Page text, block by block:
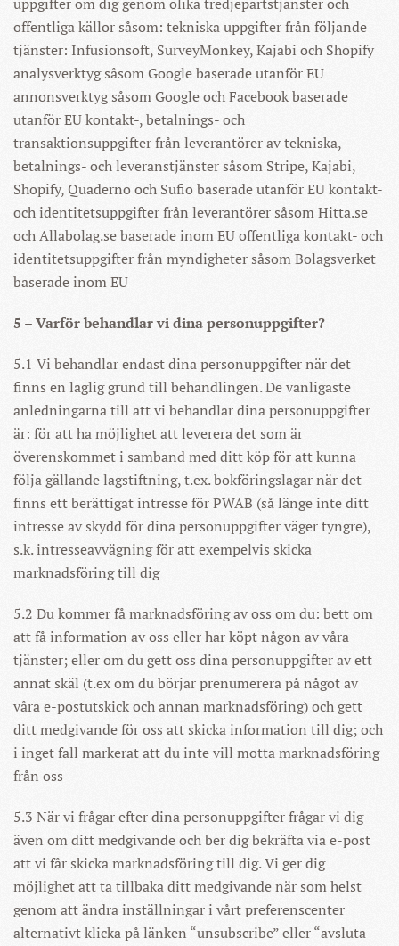
offentliga källor såsom: tekniska uppgifter från följande
tjänster: Infusionsoft, SurveyMonkey, Kajabi och Shopify
analysverktyg såsom Google baserade utanför EU
annonsverktyg såsom Google och Facebook baserade
utanför EU kontakt-, betalnings- och
transaktionsuppgifter från leverantörer av tekniska,
betalnings- och leveranstjänster såsom Stripe, Kajabi,
Shopify, Quaderno och Sufio baserade utanför EU kontakt-
och identitetsuppgifter från leverantörer såsom Hitta.se
och Allabolag.se baserade inom EU offentliga kontakt- och
identitetsuppgifter från myndigheter såsom Bolagsverket
baserade inom EU
5 – Varför behandlar vi dina personuppgifter?
5.1 Vi behandlar endast dina personuppgifter när det
finns en laglig grund till behandlingen. De vanligaste
anledningarna till att vi behandlar dina personuppgifter
är: för att ha möjlighet att leverera det som är
överenskommet i samband med ditt köp för att kunna
följa gällande lagstiftning, t.ex. bokföringslagar när det
finns ett berättigat intresse för PWAB (så länge inte ditt
intresse av skydd för dina personuppgifter väger tyngre),
s.k. intresseavvägning för att exempelvis skicka
marknadsföring till dig
5.2 Du kommer få marknadsföring av oss om du: bett om
att få information av oss eller har köpt någon av våra
tjänster; eller om du gett oss dina personuppgifter av ett
annat skäl (t.ex om du börjar prenumerera på något av
våra e-postutskick och annan marknadsföring) och gett
ditt medgivande för oss att skicka information till dig; och
i inget fall markerat att du inte vill motta marknadsföring
från oss
5.3 När vi frågar efter dina personuppgifter frågar vi dig
även om ditt medgivande och ber dig bekräfta via e-post
att vi får skicka marknadsföring till dig. Vi ger dig
möjlighet att ta tillbaka ditt medgivande när som helst
genom att ändra inställningar i vårt preferenscenter
alternativt klicka på länken “unsubscribe” eller “avsluta